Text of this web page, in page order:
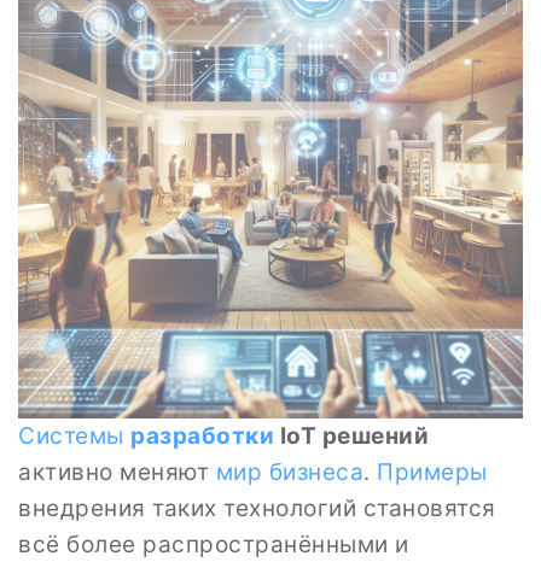
Системы разработки IoT решений
активно меняют мир бизнеса. Примеры
внедрения таких технологий становятся
всё более распространёнными и